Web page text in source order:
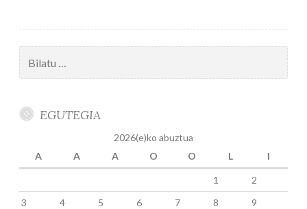
EGUTEGIA
2026(e)ko abuztua
A
A A O O L I
1
2
3
4 5 6 7 8
9